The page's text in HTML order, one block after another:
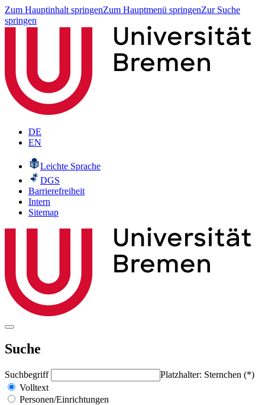
Zum Hauptinhalt springenZum Hauptmenü springenZur Suche
springen
DE
EN
Leichte Sprache
DGS
Barrierefreiheit
Intern
Sitemap
Suche
Suchbegriff
Platzhalter: Sternchen (*)
Volltext
Personen/Einrichtungen